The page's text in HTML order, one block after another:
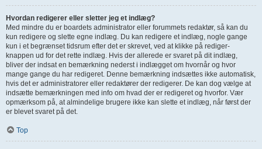
Hvordan redigerer eller sletter jeg et indlæg?
Med mindre du er boardets administrator eller forummets redaktør, så kan du
kun redigere og slette egne indlæg. Du kan redigere et indlæg, nogle gange
kun i et begrænset tidsrum efter det er skrevet, ved at klikke på rediger-
knappen ud for det rette indlæg. Hvis der allerede er svaret på dit indlæg,
bliver der indsat en bemærkning nederst i indlægget om hvornår og hvor
mange gange du har redigeret. Denne bemærkning indsættes ikke automatisk,
hvis det er administratorer eller redaktører der redigerer. De kan dog vælge at
indsætte bemærkningen med info om hvad der er redigeret og hvorfor. Vær
opmærksom på, at almindelige brugere ikke kan slette et indlæg, når først der
er blevet svaret på det.
Top